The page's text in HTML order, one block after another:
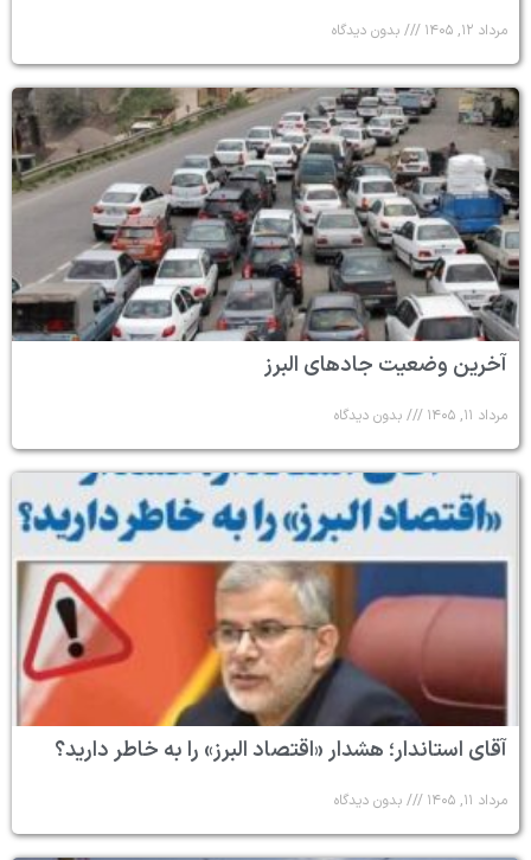
مرداد ۱۲, ۱۴۰۵ بدون دیدگاه
آخرین وضعیت جادهای البرز
مرداد ۱۱, ۱۴۰۵ بدون دیدگاه
آقای استاندار؛ هشدار «اقتصاد البرز» را به خاطر دارید؟
مرداد ۱۱, ۱۴۰۵ بدون دیدگاه